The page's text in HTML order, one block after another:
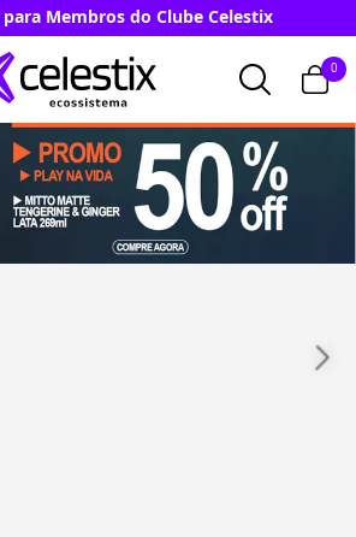
Membros do Clube Celestix
0